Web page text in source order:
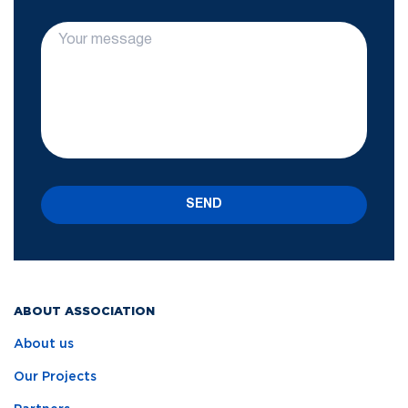
ABOUT ASSOCIATION
About us
Our Projects
SEND